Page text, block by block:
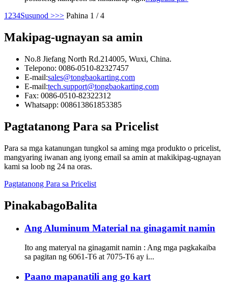
1 234Susunod >>> Pahina 1 / 4
Makipag-ugnayan sa amin
No.8 Jiefang North Rd.214005, Wuxi, China.
Telepono: 0086-0510-82327457
E-mail:sales@tongbaokarting.com
E-mail:tech.support@tongbaokarting.com
Fax: 0086-0510-82322312
Whatsapp: 008613861853385
Pagtatanong Para sa Pricelist
Para sa mga katanungan tungkol sa aming mga produkto o pricelist,
mangyaring iwanan ang iyong email sa amin at makikipag-ugnayan
kami sa loob ng 24 na oras.
Pagtatanong Para sa Pricelist
PinakabagoBalita
Ang Aluminum Material na ginagamit namin
Ito ang materyal na ginagamit namin : Ang mga pagkakaiba
sa pagitan ng 6061-T6 at 7075-T6 ay i...
Paano mapanatili ang go kart